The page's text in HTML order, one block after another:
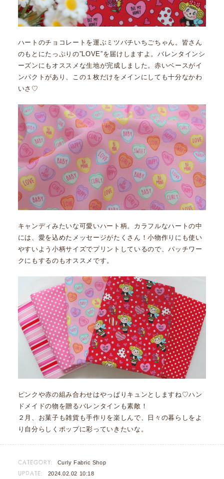
ハートのチョコレートを運ぶミツバチいちごちゃん。皆さん
のもとにたっぷりの”LOVE”を届けしますよ。バレンタインシ
ーズンにもオススメな生地が完成しました。赤いベースがイ
ンパクトがあり、この１枚だけをメインにしても十分なかわ
いさ♡
キャンディみたいな可愛いハート柄。カラフルなハートの中
には、愛を込めたメッセージがたくさん！小物作りにも使い
やすいよう小柄サイズでプリントしているので、パッチワー
クにもするのもオススメです。
ピンクや赤の組み合わせはやっぱりキュンとしますね♡ハン
ドメイドの物を贈るバレンタインも素敵！
２月、お菓子も雑貨も手作りを楽しんで、日々の暮らしをよ
り自分らしくポップに彩っていきたいな。
CATEGORY: Curly Fabric Shop
UPDATE: 2024.02.02 10:18